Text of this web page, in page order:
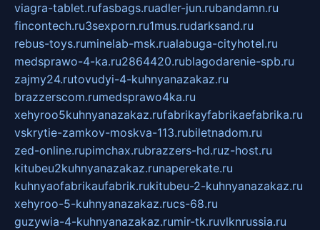
viagra-tablet.rufasbags.ruadler-jun.rubandamn.ru
fincontech.ru3sexporn.ru1mus.rudarksand.ru
rebus-toys.ruminelab-msk.rualabuga-cityhotel.ru
medsprawo-4-ka.ru2864420.rublagodarenie-spb.ru
zajmy24.rutovudyi-4-kuhnyanazakaz.ru
brazzerscom.rumedsprawo4ka.ru
xehyroo5kuhnyanazakaz.rufabrikayfabrikaefabrika.ru
vskrytie-zamkov-moskva-113.rubiletnadom.ru
zed-online.rupimchax.rubrazzers-hd.ruz-host.ru
kitubeu2kuhnyanazakaz.runaperekate.ru
kuhnyaofabrikaufabrik.rukitubeu-2-kuhnyanazakaz.ru
xehyroo-5-kuhnyanazakaz.rucs-68.ru
guzywia-4-kuhnyanazakaz.rumir-tk.ruvlknrussia.ru